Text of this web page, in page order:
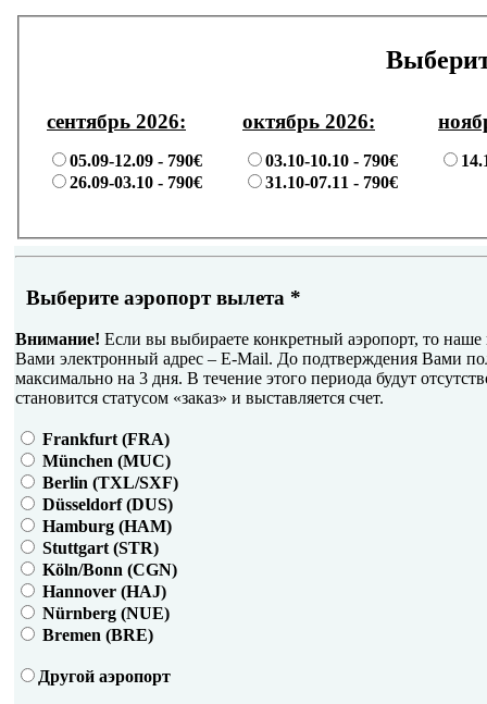
сентябрь 2026: октябрь 2026:
05.09-12.09 - 790€
26.09-03.10 - 790€
03.10-10.10 - 790€
31.10-07.11 - 790€
Выберите аэропорт вылета *
Внимание! Если вы выбираете конкретный аэропорт, то
Вами электронный адрес – E-Mail. До подтверждения Вами
максимально на 3 дня. В течение этого периода будут
становится статусом «заказ» и выставляется счет.
Frankfurt (FRA)
München (MUC)
Berlin (TXL/SXF)
Düsseldorf (DUS)
Hamburg (HAM)
Stuttgart (STR)
Köln/Bonn (CGN)
Hannover (HAJ)
Nürnberg (NUE)
Bremen (BRE)
Другой аэропорт